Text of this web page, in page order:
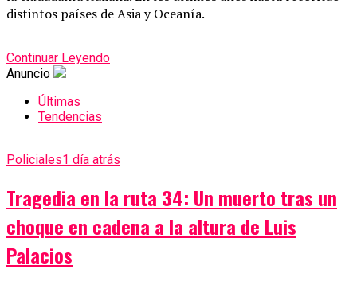
distintos países de Asia y Oceanía.
Continuar Leyendo
Anuncio
Últimas
Tendencias
Policiales1 día atrás
Tragedia en la ruta 34: Un muerto tras un
choque en cadena a la altura de Luis
Palacios